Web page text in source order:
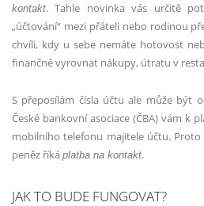
kontakt. Tahle novinka vás určitě
„účtování“ mezi přáteli nebo rodinou
chvíli, kdy u sebe nemáte hotovost
finančně vyrovnat nákupy, útratu v
S přeposílám čísla účtu ale může být
České bankovní asociace (ČBA) vám k
mobilního telefonu majitele účtu.
peněz říká platba na kontakt.
JAK TO BUDE FUNGOVAT?